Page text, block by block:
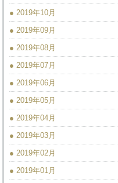
● 2019年10月
● 2019年09月
● 2019年08月
● 2019年07月
● 2019年06月
● 2019年05月
● 2019年04月
● 2019年03月
● 2019年02月
● 2019年01月